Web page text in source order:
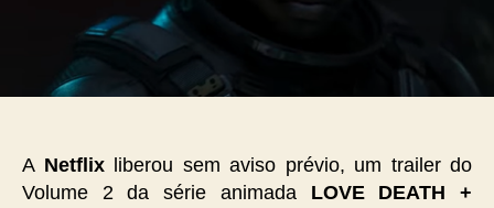
A Netflixliberou sem aviso prévio, um trailer do
Volume 2 da série animada LOVE DEATH +